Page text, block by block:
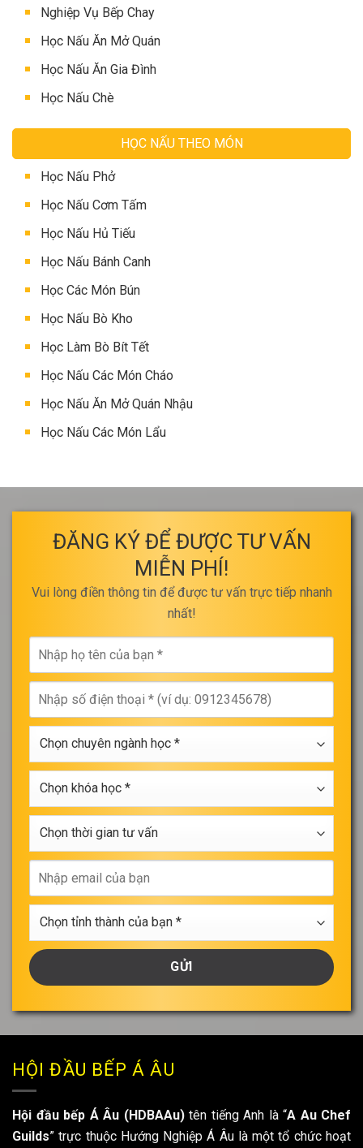
Nghiệp Vụ Bếp Chay
Học Nấu Ăn Mở Quán
Học Nấu Ăn Gia Đình
Học Nấu Chè
HỌC NẤU THEO MÓN
Học Nấu Phở
Học Nấu Cơm Tấm
Học Nấu Hủ Tiếu
Học Nấu Bánh Canh
Học Các Món Bún
Học Nấu Bò Kho
Học Làm Bò Bít Tết
Học Nấu Các Món Cháo
Học Nấu Ăn Mở Quán Nhậu
Học Nấu Các Món Lẩu
ĐĂNG KÝ ĐỂ ĐƯỢC TƯ VẤN
MIỄN PHÍ!
Vui lòng điền thông tin để được tư vấn trực tiếp nhanh
nhất!
họ
tên
của
bạn
*
số
điện
thoại
chuyên
ngành
học
khóa
học
thời
gian
tư
vấnemail
của
bạn
tỉnh
thành
của
bạn
HỘI ĐẦU BẾP Á ÂU
Hội đầu bếp Á Âu (HDBAAu)tên tiếng Anh là “A Au Chef
Guilds” trực thuộc Hướng Nghiệp Á Âu là một tổ chức hoạt